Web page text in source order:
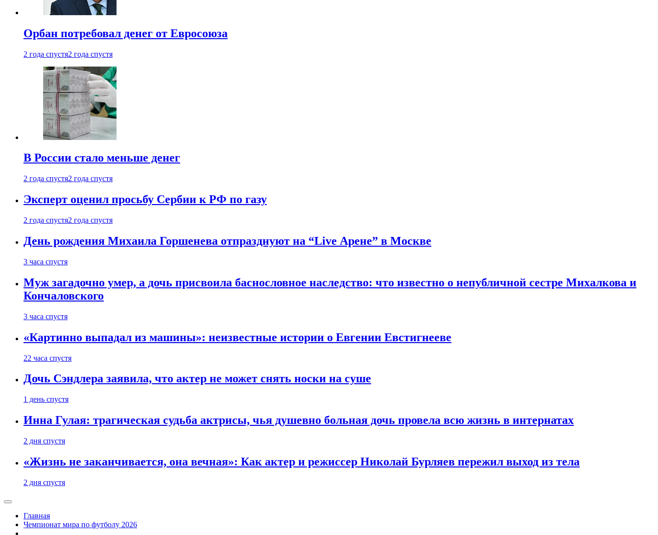
Орбан потребовал денег от Евросоюза
2 года спустя2 года спустя
В России стало меньше денег
2 года спустя2 года спустя
Эксперт оценил просьбу Сербии к РФ по газу
2 года спустя2 года спустя
День рождения Михаила Горшенева отпразднуют на “Live Арене” в Москве
3 часа спустя
Муж загадочно умер, а дочь присвоила баснословное наследство: что известно о непубличной сестре Михалкова и
Кончаловского
3 часа спустя
«Картинно выпадал из машины»: неизвестные истории о Евгении Евстигнееве
22 часа спустя
Дочь Сэндлера заявила, что актер не может снять носки на суше
1 день спустя
Инна Гулая: трагическая судьба актрисы, чья душевно больная дочь провела всю жизнь в интернатах
2 дня спустя
«Жизнь не заканчивается, она вечная»: Как актер и режиссер Николай Бурляев пережил выход из тела
2 дня спустя
Главная
Чемпионат мира по футболу 2026